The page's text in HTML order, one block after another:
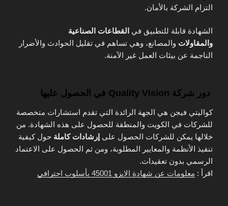
التزام الشركة بالأمان.
الشهادة قابلة للتطبيق في القطاعات الصناعية
والمقاولات والمصانع، وهي تساهم في تقليل الحوادث والأضرار
الناجمة عن بيئات العمل غير الآمنة.
دور شركة Quality Vision في الحصول عليها
كواليتي فيجن هي الجهة الرائدة التي تقدم استشارات متخصصة
للشركات في الكويت والمنطقة للحصول على هذه الشهادة. من
خلالها يمكن للشركات الحصول على إرشادات كاملة حول كيفية
تنفيذ الأنظمة والمعايير المطلوبة، ومن ثم الحصول على الاعتماد
الرسمي بدون تعقيدات.
اقرأ : معلومات عن شهادة الايزو 45001 بأسلوب احترافي